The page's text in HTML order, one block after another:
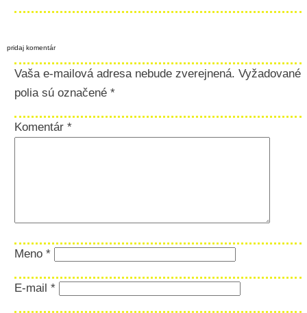
pridaj komentár
Vaša e-mailová adresa nebude zverejnená. Vyžadované
polia sú označené *
Komentár *
Meno *
E-mail *